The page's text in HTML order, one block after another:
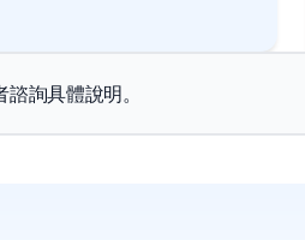
詢具體說明。